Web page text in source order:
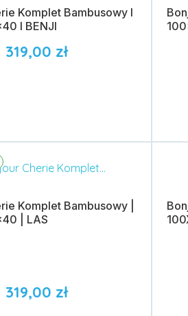
Komplet Bambusowy I
I BENJI
319,00 zł
koszyka
Komplet Bambusowy |
| LAS
319,00 zł